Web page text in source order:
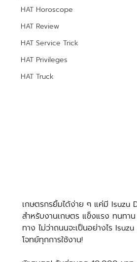
HAT Horoscope
HAT Review
HAT Service Trick
HAT Privileges
HAT Truck
เกษตรกรยิ้มได้ง่าย ๆ แค่มี Isuzu
สำหรับงานเกษตร แข็งแรง ทนทา
ทาง ไม่ว่าถนนจะเป็นอย่างไร
โจทย์ทุกการใช้งาน!